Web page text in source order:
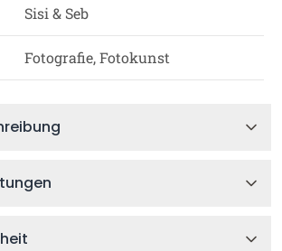
Sisi & Seb
Fotografie, Fotokunst